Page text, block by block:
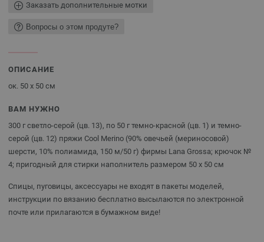
Заказать дополнительные мотки
Вопросы о этом продуте?
ОПИСАНИЕ
ок. 50 х 50 см
ВАМ НУЖНО
300 г светло-серой (цв. 13), по 50 г темно-красной (цв. 1) и темно-
серой (цв. 12) пряжи Cool Merino (90% овечьей (мериносовой)
шерсти, 10% полиамида, 150 м/50 г) фирмы Lana Grossa; крючок №
4; пригодный для стирки наполнитель размером 50 х 50 см
Спицы, пуговицы, аксессуары не входят в пакеты моделей,
инструкции по вязанию бесплатно высылаются по электронной
почте или прилагаются в бумажном виде!